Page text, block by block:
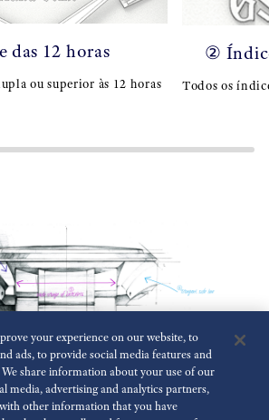
12 horas
ou superior às 12 horas
②
Todos os
your experience on our website, to
ads, to provide social media features and
share information about your use of our
media, advertising and analytics partners,
other information that you have